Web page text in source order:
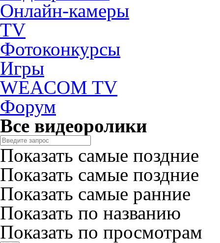
Онлайн-камеры
TV
Фотоконкурсы
Игры
WEACOM TV
Форум
Все видеоролики
Показать самые поздние
Показать самые поздние
Показать самые ранние
Показать по названию
Показать по просмотрам